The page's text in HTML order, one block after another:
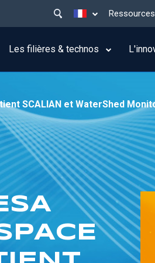
Lister les
menu
top
Les filières & technos
SCALIAN et WaterShed